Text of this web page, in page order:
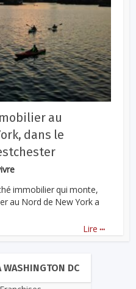
au
dans le
immobilier qui monte,
au Nord de New York a
Lire ...
WASHINGTON DC